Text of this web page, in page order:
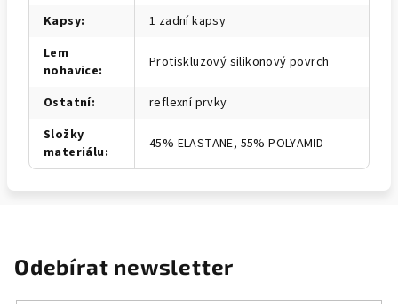
Kapsy:
1 zadní kapsy
Lem
nohavice: Protiskluzový silikonový povrch
Ostatní:
reflexní prvky
Složky
materiálu: 45% ELASTANE, 55% POLYAMID
Odebírat newsletter